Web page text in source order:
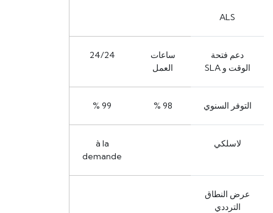
ALS
دعم فتحة
الوقت و SLA
ساعات
العمل
24/24
التوفر السنوي 98 %
99 %
لاسلكي
à la
demande
عرض النطاق
الترددي